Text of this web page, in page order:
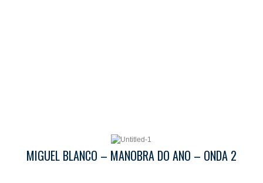
MIGUEL BLANCO – MANOBRA DO ANO – ONDA 2